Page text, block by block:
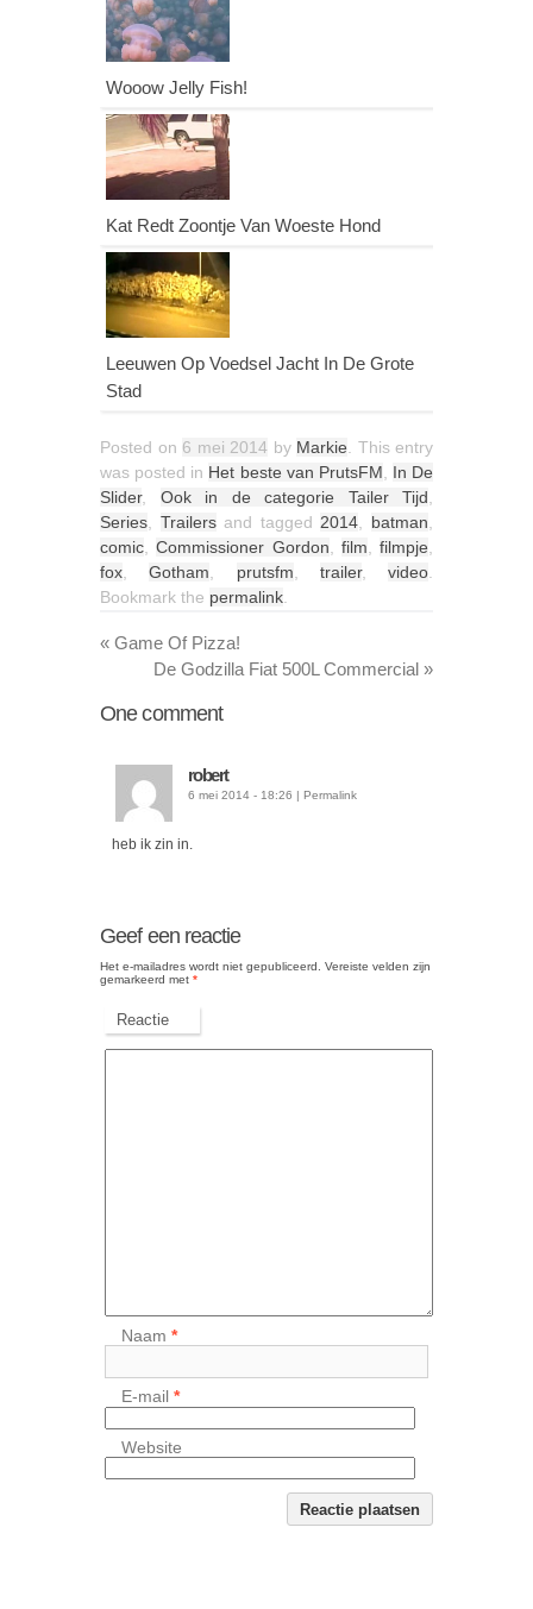
Wooow Jelly Fish!
Kat Redt Zoontje Van Woeste Hond
Leeuwen Op Voedsel Jacht In De Grote
Stad
Posted on 6 mei 2014 by Markie . This entry
was posted in Het beste van PrutsFM
In De
Slider, Ook in de categorie Tailer Tijd
Series
Trailersand tagged 2014 batman
comic ,Commissioner Gordon film filmpje
fox ,Gotham prutsfm trailer, video
Bookmark the permalink
« Game Of Pizza!
De Godzilla Fiat 500L Commercial »
Onecomment
robert
6 mei 2014 - 18:26 | Permalink
heb ik zin in.
Geef een reactie
Het e-mailadres wordt niet gepubliceerd.
Vereiste velden zijn
gemarkeerd met *
Reactie
Naam*
E-mail*
Website